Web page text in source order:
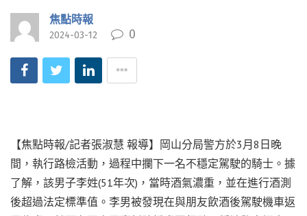
焦點時報
2024-03-12 0
【焦點時報/記者張淑慧 報導】岡山分局警方於3月8日晚
間，執行路檢活動，過程中攔下一名不穩定駕駛的騎士。據
了解，該男子李姓(51年次)，當時酒氣濃重，並在進行酒測
後超過法定標準值。李男被發現在與朋友飲酒後駕駛機車返